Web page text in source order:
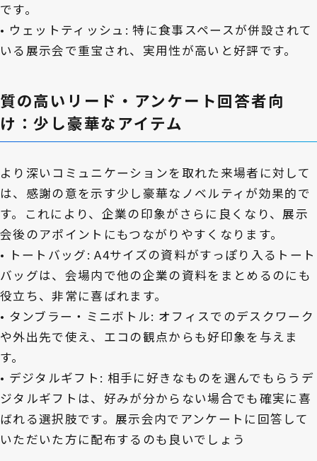
です。
• ウェットティッシュ: 特に食事スペースが併設されて
いる展示会で重宝され、実用性が高いと好評です。
質の高いリード・アンケート回答者向
け：少し豪華なアイテム
より深いコミュニケーションを取れた来場者に対して
は、感謝の意を示す少し豪華なノベルティが効果的で
す。これにより、企業の印象がさらに良くなり、展示
会後のアポイントにもつながりやすくなります。
• トートバッグ: A4サイズの資料がすっぽり入るトート
バッグは、会場内で他の企業の資料をまとめるのにも
役立ち、非常に喜ばれます。
• タンブラー・ミニボトル: オフィスでのデスクワーク
や外出先で使え、エコの観点からも好印象を与えま
す。
• デジタルギフト: 相手に好きなものを選んでもらうデ
ジタルギフトは、好みが分からない場合でも確実に喜
ばれる選択肢です。展示会内でアンケートに回答して
いただいた方に配布するのも良いでしょう